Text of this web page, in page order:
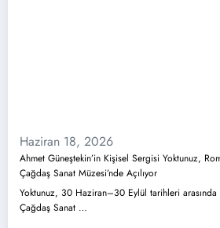
Haziran 18, 2026
Ahmet Güneştekin’in Kişisel Sergisi Yoktunuz,
Çağdaş Sanat Müzesi’nde Açılıyor
Yoktunuz, 30 Haziran–30 Eylül tarihleri
Çağdaş Sanat …